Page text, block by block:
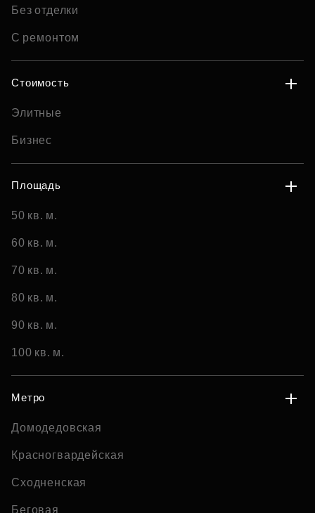
Без отделки
С ремонтом
Стоимость
Элитные
Бизнес
Площадь
50 кв. м.
60 кв. м.
70 кв. м.
80 кв. м.
90 кв. м.
100 кв. м.
Метро
Домодедовская
Красногвардейская
Сходненская
Беговая